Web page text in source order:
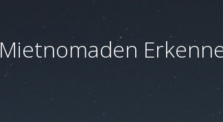
Mietnomaden